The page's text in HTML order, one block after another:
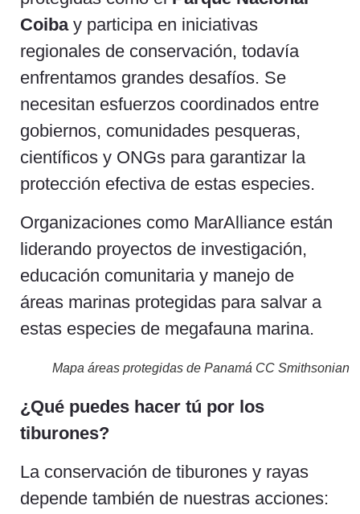
Coibay participa en iniciativas
regionales de conservación, todavía
enfrentamos grandes desafíos. Se
necesitan esfuerzos coordinados entre
gobiernos, comunidades pesqueras,
científicos y ONGs para garantizar la
protección efectiva de estas especies.
Organizaciones como MarAlliance están
liderando proyectos de investigación,
educación comunitaria y manejo de
áreas marinas protegidas para salvar a
estas especies de megafauna marina.
Mapa áreas protegidas de Panamá CC Smithsonian
¿Qué puedes hacer tú por los
tiburones?
La conservación de tiburones y rayas
depende también de nuestras acciones: